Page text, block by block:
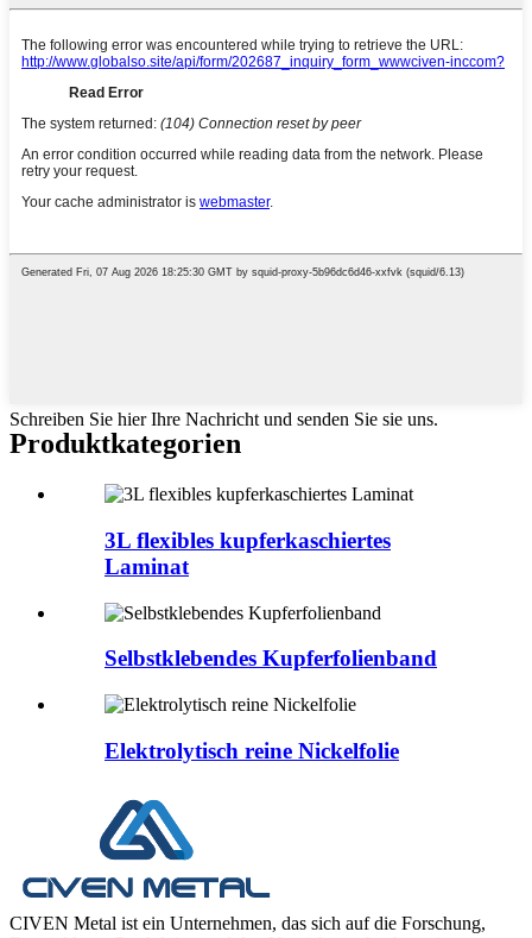
Schreiben Sie hier Ihre Nachricht und senden Sie sie uns.
Produktkategorien
3L flexibles kupferkaschiertes
Laminat
Selbstklebendes Kupferfolienband
Elektrolytisch reine Nickelfolie
CIVEN Metal ist ein Unternehmen, das sich auf die Forschung,